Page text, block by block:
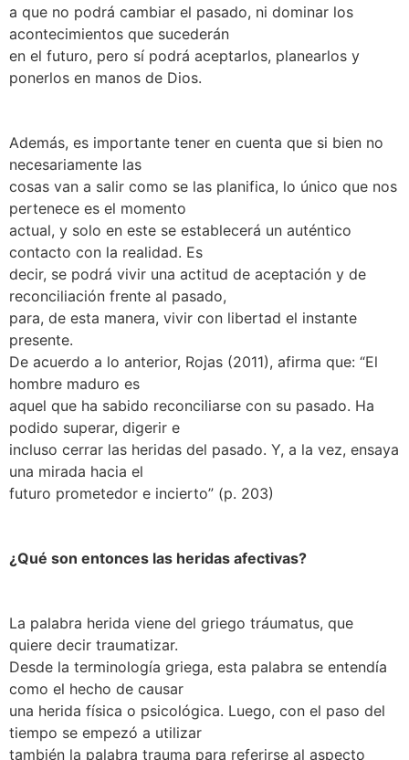
a que no podrá cambiar el pasado, ni dominar los
acontecimientos que sucederán
en el futuro, pero sí podrá aceptarlos, planearlos y
ponerlos en manos de Dios.
Además, es importante tener en cuenta que si bien no
necesariamente las
cosas van a salir como se las planifica, lo único que nos
pertenece es el momento
actual, y solo en este se establecerá un auténtico
contacto con la realidad. Es
decir, se podrá vivir una actitud de aceptación y de
reconciliación frente al pasado,
para, de esta manera, vivir con libertad el instante
presente.
De acuerdo a lo anterior, Rojas (2011), afirma que: “El
hombre maduro es
aquel que ha sabido reconciliarse con su pasado. Ha
podido superar, digerir e
incluso cerrar las heridas del pasado. Y, a la vez, ensaya
una mirada hacia el
futuro prometedor e incierto” (p. 203)
¿Qué son entonces las heridas afectivas?
La palabra herida viene del griego tráumatus, que
quiere decir traumatizar.
Desde la terminología griega, esta palabra se entendía
como el hecho de causar
una herida física o psicológica. Luego, con el paso del
tiempo se empezó a utilizar
también la palabra trauma para referirse al aspecto